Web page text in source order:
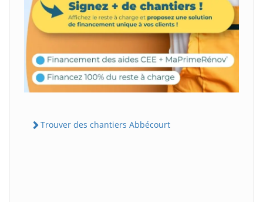
Trouver des chantiers Abbécourt